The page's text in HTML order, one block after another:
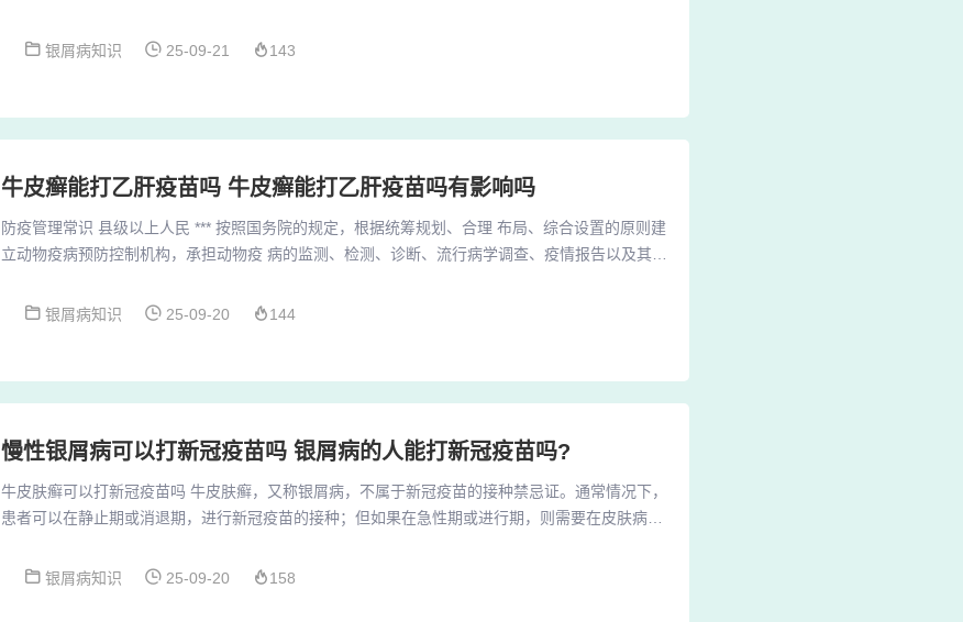
法：患者应保持理性态度，认识到银屑病目前尚无根治方法。通过保持良好的生活习惯和心态，积
银屑病知识 25-09-21 143
牛皮癣能打乙肝疫苗吗 牛皮癣能打乙肝疫苗吗有影响吗
防疫管理常识 县级以上人民 *** 按照国务院的规定，根据统筹规划、合理 布局、综合设置的原则建
立动物疫病预防控制机构，承担动物疫 病的监测、检测、诊断、流行病学调查、疫情报告以及其他
保防疫措施得到有效执行。配合防疫工作：如遇到防疫人员进行检查、排查等工作，应积极配合，
银屑病知识 25-09-20 144
慢性银屑病可以打新冠疫苗吗 银屑病的人能打新冠疫苗吗?
牛皮肤癣可以打新冠疫苗吗 牛皮肤癣，又称银屑病，不属于新冠疫苗的接种禁忌证。通常情况下，
患者可以在静止期或消退期，进行新冠疫苗的接种；但如果在急性期或进行期，则需要在皮肤病得
者在特定情况下可以打新冠疫苗。以下是具体情况：静止期或消退期可接种：通常情况下，银屑病
银屑病知识 25-09-20 158